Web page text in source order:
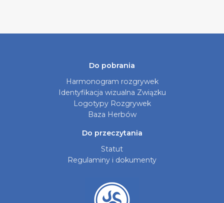
Do pobrania
Harmonogram rozgrywek
Identyfikacja wizualna Związku
Logotypy Rozgrywek
Baza Herbów
Do przeczytania
Statut
Regulaminy i dokumenty